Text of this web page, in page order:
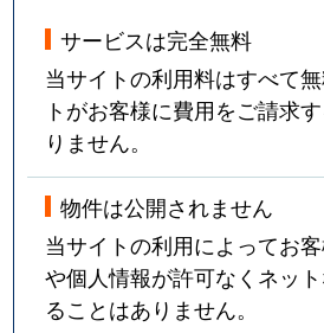
サービスは完全無料
当サイトの利用料はすべて
トがお客様に費用をご請求
りません。
物件は公開されません
当サイトの利用によってお
や個人情報が許可なくネッ
ることはありません。